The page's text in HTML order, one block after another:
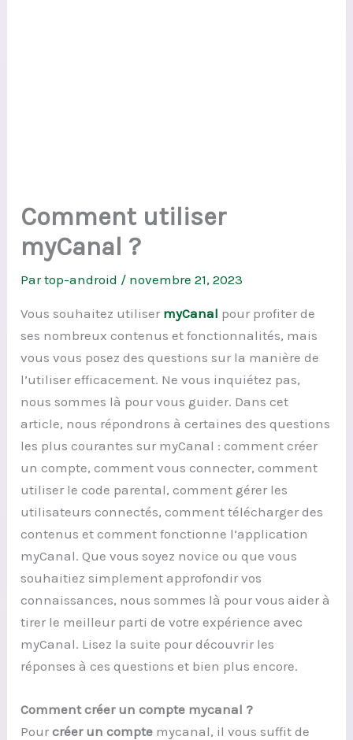
Comment utiliser
myCanal ?
Partop-android / novembre 21, 2023
Vous souhaitez utiliser myCanal pour profiter de
ses nombreux contenus et fonctionnalités, mais
vous vous posez des questions sur la manière de
l’utiliser efficacement. Ne vous inquiétez pas,
nous sommes là pour vous guider. Dans cet
article, nous répondrons à certaines des questions
les plus courantes sur myCanal : comment créer
un compte, comment vous connecter, comment
utiliser le code parental, comment gérer les
utilisateurs connectés, comment télécharger des
contenus et comment fonctionne l’application
myCanal. Que vous soyez novice ou que vous
souhaitiez simplement approfondir vos
connaissances, nous sommes là pour vous aider à
tirer le meilleur parti de votre expérience avec
myCanal. Lisez la suite pour découvrir les
réponses à ces questions et bien plus encore.
Comment créer un compte mycanal ?
Pourcréer un compte mycanal, il vous suffit de